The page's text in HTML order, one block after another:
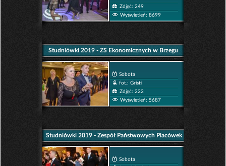
Zdjęć: 249
Wyświetleń: 8699
Studniówki 2019 - ZS Ekonomicznych w Brzegu
Sobota
fot.: Gristi
Zdjęć: 222
Wyświetleń: 5687
Studniówki 2019 - Zespół Państwowych Placówek
Kształcenia Plastycznego im. Jana Cybisa
Sobota